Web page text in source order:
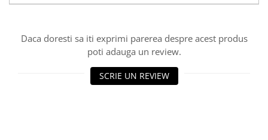
Daca doresti sa iti exprimi parerea despre acest produs
poti adauga un review.
SCRIE UN REVIEW